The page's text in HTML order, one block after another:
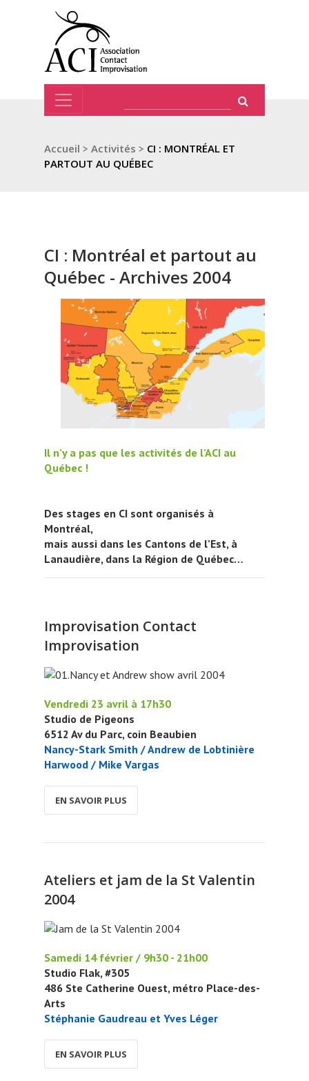
Accueil > Activités > CI : MONTRÉAL ET
PARTOUT AU QUÉBEC
CI : Montréal et partout au
Québec - Archives 2004
Il n’y a pas que les activités de l’ACI au
Québec !
Des stages en CI sont organisés à
Montréal,
mais aussi dans les Cantons de l’Est, à
Lanaudière, dans la Région de Québec…
Improvisation Contact
Improvisation
Vendredi 23 avril à 17h30
Studio de Pigeons
6512 Av du Parc, coin Beaubien
Nancy-Stark Smith / Andrew de Lobtinière
Harwood / Mike Vargas
EN SAVOIR PLUS
Ateliers et jam de la St Valentin
2004
Samedi 14 février / 9h30 - 21h00
Studio Flak, #305
486 Ste Catherine Ouest, métro Place-des-
Arts
Stéphanie Gaudreau et Yves Léger
EN SAVOIR PLUS